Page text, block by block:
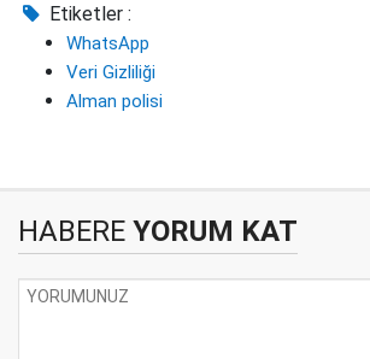
Etiketler :
WhatsApp
Veri Gizliliği
Alman polisi
HABERE YORUM KAT